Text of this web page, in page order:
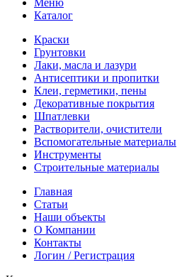
Меню
Каталог
Краски
Грунтовки
Лаки, масла и лазури
Антисептики и пропитки
Клеи, герметики, пены
Декоративные покрытия
Шпатлевки
Растворители, очистители
Вспомогательные материалы
Инструменты
Строительные материалы
Главная
Статьи
Наши объекты
О Компании
Контакты
Логин / Регистрация